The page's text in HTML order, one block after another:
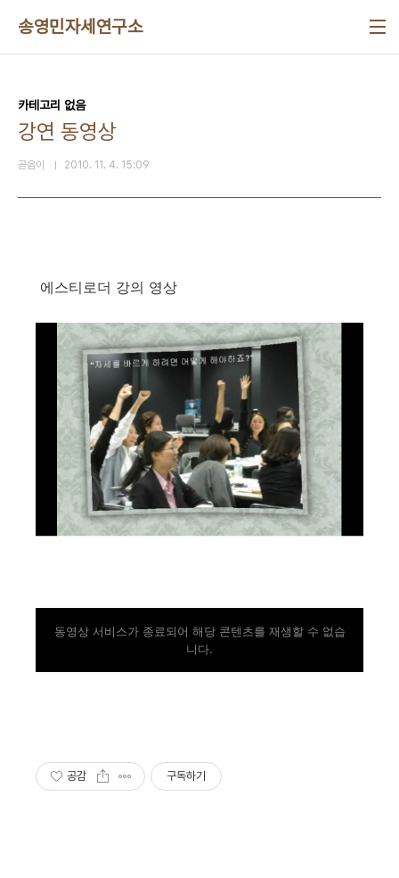
송영민자세연구소
카테고리 없음
강연 동영상
곧음이 2010. 11. 4. 15:09
에스티로더 강의 영상
동영상 서비스가 종료되어 해당 콘텐츠를 재생할 수 없습
니다.
공감 구독하기